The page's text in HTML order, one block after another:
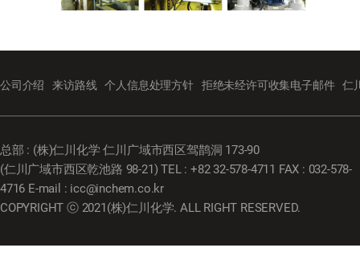
公司介绍 来访路线 个人信息处理方针 拒绝未经许可收集电子邮件 仁
总部 : (株)仁川化学 仁川广域市西区驾鹊洞 173-90
(仁川广域市西区乾池路 98-21) TEL : +82 32-578-4711 FAX : 032-578-
4716 E-mail : icc@inchem.co.kr
COPYRIGHT ⓒ 2021(株)仁川化学. ALL RIGHT RESERVED.